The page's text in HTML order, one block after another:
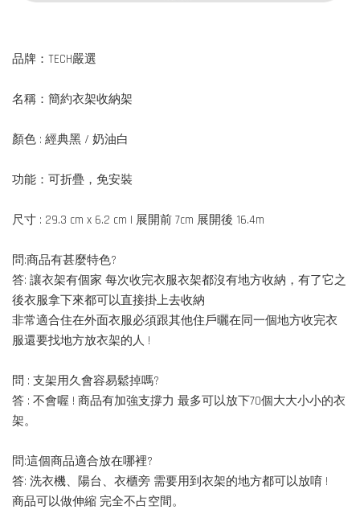
品牌：TECH嚴選
名稱：簡約衣架收納架
顏色 : 經典黑 / 奶油白
功能：可折疊，免安裝
尺寸 : 29.3 cm x 6.2 cm | 展開前 7cm 展開後 16.4m
問:商品有甚麼特色?
答: 讓衣架有個家 每次收完衣服衣架都沒有地方收納，有了它之
後衣服拿下來都可以直接掛上去收納
非常適合住在外面衣服必須跟其他住戶曬在同一個地方收完衣
服還要找地方放衣架的人 !
問 : 支架用久會容易鬆掉嗎?
答 : 不會喔 ! 商品有加強支撐力 最多可以放下70個大大小小的衣
架。
問:這個商品適合放在哪裡?
答: 洗衣機、陽台、衣櫃旁 需要用到衣架的地方都可以放唷 !
商品可以做伸縮 完全不占空間。